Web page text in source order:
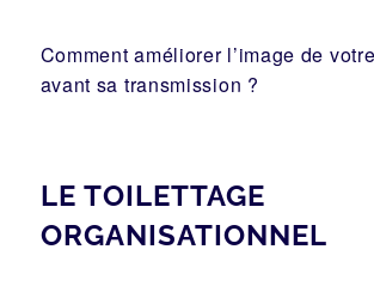
Comment améliorer l’image de
avant sa transmission ?
LE TOILETTAGE
ORGANISATIONNEL